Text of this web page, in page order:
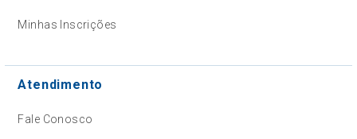
Minhas Inscrições
Atendimento
Fale Conosco